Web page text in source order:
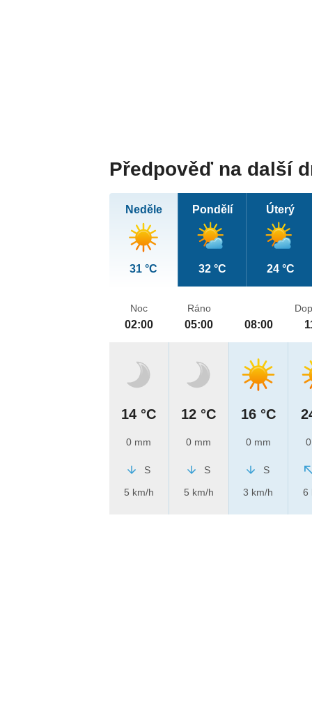
Předpověď na další
Neděle
31 °C
Pondělí
32 °C
Úterý
24 °C
Noc
02:00
14 °C
0 mm
S
5 km/h
Ráno
05:00
12 °C
0 mm
S
5 km/h
08:00
16 °C
0 mm
S
3 km/h
6